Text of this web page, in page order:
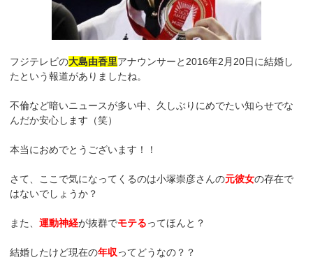
フジテレビの大島由香里アナウンサーと2016年2月20日に結婚し
たという報道がありましたね。
不倫など暗いニュースが多い中、久しぶりにめでたい知らせでな
んだか安心します（笑）
本当におめでとうございます！！
さて、ここで気になってくるのは小塚崇彦さんの元彼女の存在で
はないでしょうか？
また、運動神経が抜群でモテるってほんと？
結婚したけど現在の年収ってどうなの？？